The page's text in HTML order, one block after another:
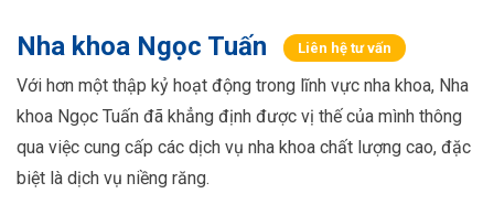
Nha khoa Ngọc Tuấn Liên hệ tư vấn
Với hơn một thập kỷ hoạt động trong lĩnh vực nha khoa, Nha
khoa Ngọc Tuấn đã khẳng định được vị thế của mình thông
qua việc cung cấp các dịch vụ nha khoa chất lượng cao, đặc
biệt là dịch vụ niềng răng.